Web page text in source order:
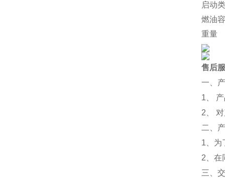
启动
燃油
重量
售后
一、
1、
2、
二、
1、为
2、在
三、